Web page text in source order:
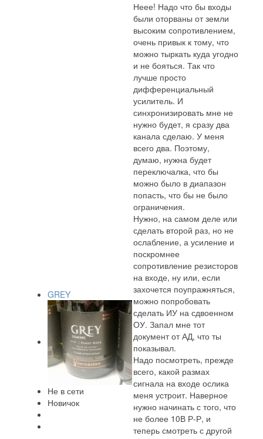
GREY
Не в сети
Новичок
Неее! Надо что бы входы
были оторваны от земли
высоким сопротивлением,
очень привык к тому, что
можно тыркать куда угодно
и не бояться. Так что
лучше просто
дифференциальный
усилитель. И
синхронизировать мне не
нужно будет, я сразу два
канала сделаю. У меня
всего два. Поэтому,
думаю, нужна будет
переключалка, что бы
можно было в диапазон
попасть, что бы не было
ограничения.
Нужно, на самом деле или
сделать второй раз, но не
ослабление, а усиление и
поскромнее
сопротивление резисторов
на входе, ну или, если
захочется поупражняться,
можно попробовать
сделать ИУ на сдвоенном
ОУ. Запал мне тот
документ от АД, что ты
показывал.
Надо посмотреть, прежде
всего, какой размах
сигнала на входе ослика
меня устроит. Наверное
нужно начинать с того, что
не более 10В Р-Р, и
теперь смотреть с другой